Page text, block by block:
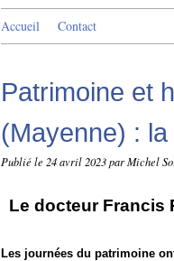
Accueil Contact
Patrimoine et
(Mayenne) :
Publié le 24 avril 2023par Michel
Le docteur Francis
Les journées du patrimoine